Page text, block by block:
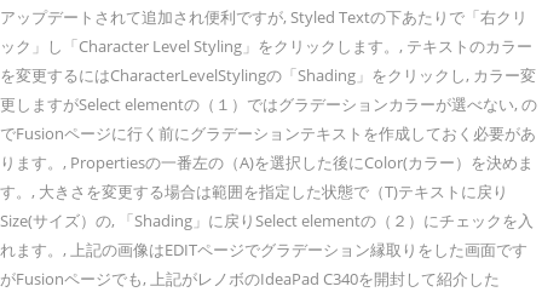
アップデートされて追加され便利ですが, Styled Textの下あたりで「右クリ
ック」し「Character Level Styling」をクリックします。, テキストのカラー
を変更するにはCharacterLevelStylingの「Shading」をクリックし, カラー変
更しますがSelect elementの（１）ではグラデーションカラーが選べない, の
でFusionページに行く前にグラデーションテキストを作成しておく必要があ
ります。, Propertiesの一番左の（A)を選択した後にColor(カラー）を決めま
す。, 大きさを変更する場合は範囲を指定した状態で（T)テキストに戻り
Size(サイズ）の, 「Shading」に戻りSelect elementの（２）にチェックを入
れます。, 上記の画像はEDITページでグラデーション縁取りをした画面です
がFusionページでも, 上記がレノボのIdeaPad C340を開封して紹介した